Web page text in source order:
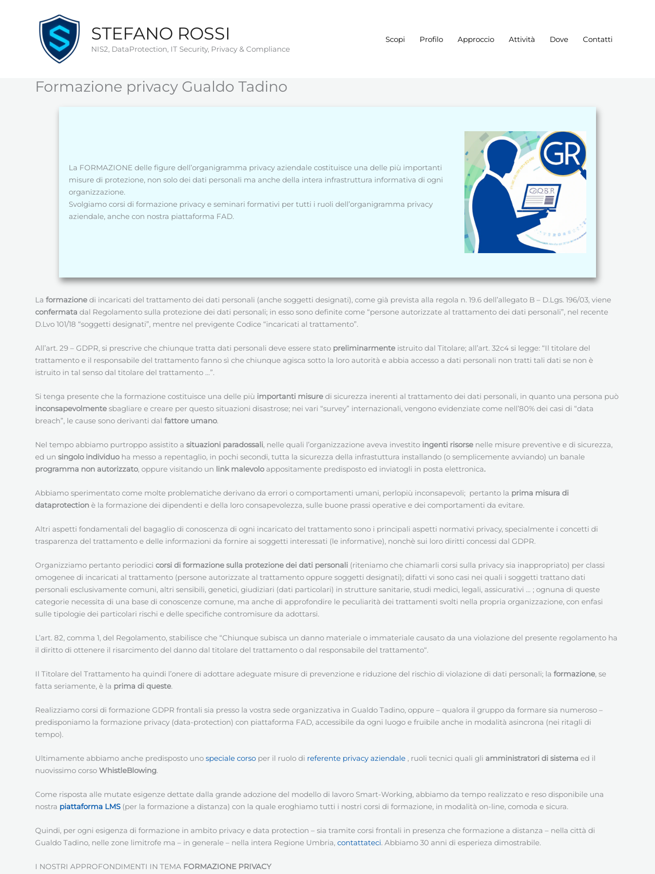
STEFANO ROSSI
NIS2, DataProtection, IT Security, Privacy & Compliance
Scopi Profilo Approccio Attività Dove Contatti
Formazione privacy Gualdo Tadino
La FORMAZIONE delle figure dell’organigramma privacy aziendale costituisce una delle più importanti
misure di protezione, non solo dei dati personali ma anche della intera infrastruttura informativa di ogni
organizzazione.
Svolgiamo corsi di formazione privacy e seminari formativi per tutti i ruoli dell’organigramma privacy
aziendale, anche con nostra piattaforma FAD.
La formazione di incaricati del trattamento dei dati personali (anche soggetti designati), come già prevista alla regola n. 19.6 dell’allegato B – D.Lgs. 196/03, viene
confermata dal Regolamento sulla protezione dei dati personali; in esso sono definite come “persone autorizzate al trattamento dei dati personali”, nel recente
D.Lvo 101/18 “soggetti designati”, mentre nel previgente Codice “incaricati al trattamento”.
All’art. 29 – GDPR, si prescrive che chiunque tratta dati personali deve essere stato preliminarmente istruito dal Titolare; all’art. 32c4 si legge: “Il titolare del
trattamento e il responsabile del trattamento fanno sì che chiunque agisca sotto la loro autorità e abbia accesso a dati personali non tratti tali dati se non è
istruito in tal senso dal titolare del trattamento …”.
Si tenga presente che la formazione costituisce una delle più importanti misure di sicurezza inerenti al trattamento dei dati personali, in quanto una persona può
inconsapevolmente sbagliare e creare per questo situazioni disastrose; nei vari “survey” internazionali, vengono evidenziate come nell’80% dei casi di “data
breach”, le cause sono derivanti dal fattore umano.
Nel tempo abbiamo purtroppo assistito a situazioni paradossali, nelle quali l’organizzazione aveva investito ingenti risorse nelle misure preventive e di sicurezza,
ed un singolo individuoha messo a repentaglio, in pochi secondi, tutta la sicurezza della infrastuttura installando (o semplicemente avviando) un banale
programma non autorizzato, oppure visitando un link malevoloappositamente predisposto ed inviatogli in posta elettronica.
Abbiamo sperimentato come molte problematiche derivano da errori o comportamenti umani, perlopiù inconsapevoli; pertanto la prima misura di
dataprotection è la formazione dei dipendenti e della loro consapevolezza, sulle buone prassi operative e dei comportamenti da evitare.
Altri aspetti fondamentali del bagaglio di conoscenza di ogni incaricato del trattamento sono i principali aspetti normativi privacy, specialmente i concetti di
trasparenza del trattamento e delle informazioni da fornire ai soggetti interessati (le informative), nonchè sui loro diritti concessi dal GDPR.
Organizziamo pertanto periodici corsi di formazione sulla protezione dei dati personali (riteniamo che chiamarli corsi sulla privacy sia inappropriato) per classi
omogenee di incaricati al trattamento (persone autorizzate al trattamento oppure soggetti designati); difatti vi sono casi nei quali i soggetti trattano dati
personali esclusivamente comuni, altri sensibili, genetici, giudiziari (dati particolari) in strutture sanitarie, studi medici, legali, assicurativi … ; ognuna di queste
categorie necessita di una base di conoscenze comune, ma anche di approfondire le peculiarità dei trattamenti svolti nella propria organizzazione, con enfasi
sulle tipologie dei particolari rischi e delle specifiche contromisure da adottarsi.
L’art. 82, comma 1, del Regolamento, stabilisce che “Chiunque subisca un danno materiale o immateriale causato da una violazione del presente regolamento ha
il diritto di ottenere il risarcimento del danno dal titolare del trattamento o dal responsabile del trattamento“.
Il Titolare del Trattamento ha quindi l’onere di adottare adeguate misure di prevenzione e riduzione del rischio di violazione di dati personali; la formazione, se
fatta seriamente, è la prima di queste.
Realizziamo corsi di formazione GDPR frontali sia presso la vostra sede organizzativa in Gualdo Tadino, oppure – qualora il gruppo da formare sia numeroso –
predisponiamo la formazione privacy (data-protection) con piattaforma FAD, accessibile da ogni luogo e fruibile anche in modalità asincrona (nei ritagli di
tempo).
Ultimamente abbiamo anche predisposto uno speciale corso per il ruolo di referente privacy aziendale , ruoli tecnici quali gli amministratori di sistema ed il
nuovissimo corso WhistleBlowing.
Come risposta alle mutate esigenze dettate dalla grande adozione del modello di lavoro Smart-Working, abbiamo da tempo realizzato e reso disponibile una
nostra piattaforma LMS (per la formazione a distanza) con la quale eroghiamo tutti i nostri corsi di formazione, in modalità on-line, comoda e sicura.
Quindi, per ogni esigenza di formazione in ambito privacy e data protection – sia tramite corsi frontali in presenza che formazione a distanza – nella città di
Gualdo Tadino, nelle zone limitrofe ma – in generale – nella intera Regione Umbria, contattateci. Abbiamo 30 anni di esperieza dimostrabile.
I NOSTRI APPROFONDIMENTI IN TEMA FORMAZIONE PRIVACY